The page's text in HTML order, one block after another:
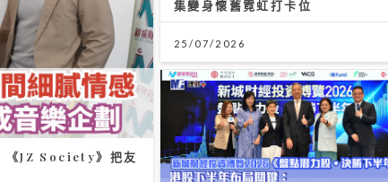
｜施匡翹與JC新歌唱出女生之間細膩情感 《JZ Society》把友